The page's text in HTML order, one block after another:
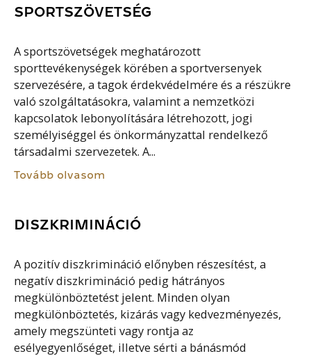
SPORTSZÖVETSÉG
A sportszövetségek meghatározott
sporttevékenységek körében a sportversenyek
szervezésére, a tagok érdekvédelmére és a részükre
való szolgáltatásokra, valamint a nemzetközi
kapcsolatok lebonyolítására létrehozott, jogi
személyiséggel és önkormányzattal rendelkező
társadalmi szervezetek. A...
Tovább olvasom
DISZKRIMINÁCIÓ
A pozitív diszkrimináció előnyben részesítést, a
negatív diszkrimináció pedig hátrányos
megkülönböztetést jelent. Minden olyan
megkülönböztetés, kizárás vagy kedvezményezés,
amely megszünteti vagy rontja az
esélyegyenlőséget, illetve sérti a bánásmód